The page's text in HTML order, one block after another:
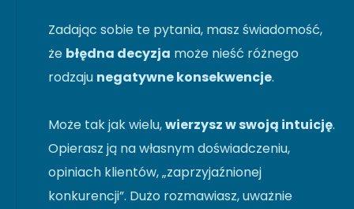
Zadając sobie te pytania, masz świadomość,
że błędna decyzja może nieść różnego
rodzaju negatywne konsekwencje.
Może tak jak wielu,wierzysz w swoją intuicję.
Opierasz ją na własnym doświadczeniu,
opiniach klientów, „zaprzyjaźnionej
konkurencji”. Dużo rozmawiasz, uważnie